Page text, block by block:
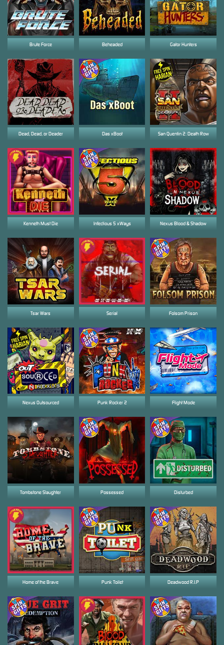
Nexus Blood & Shadow
Dead, Dead, or Deader
Tsar Wars
Brute Force
Home of the Brave
Tombstone Slaughter
San Quentin 2: Death Row
Punk Rocker 2
Deadwood R.I.P
Beheaded
Nexus Outsourced
Gator Hunters
Kenneth Must Die
Folsom Prison
Das xBoot
Flight Mode
Serial
Punk Toilet
Possessed Disturbed
Infectious 5 xWays